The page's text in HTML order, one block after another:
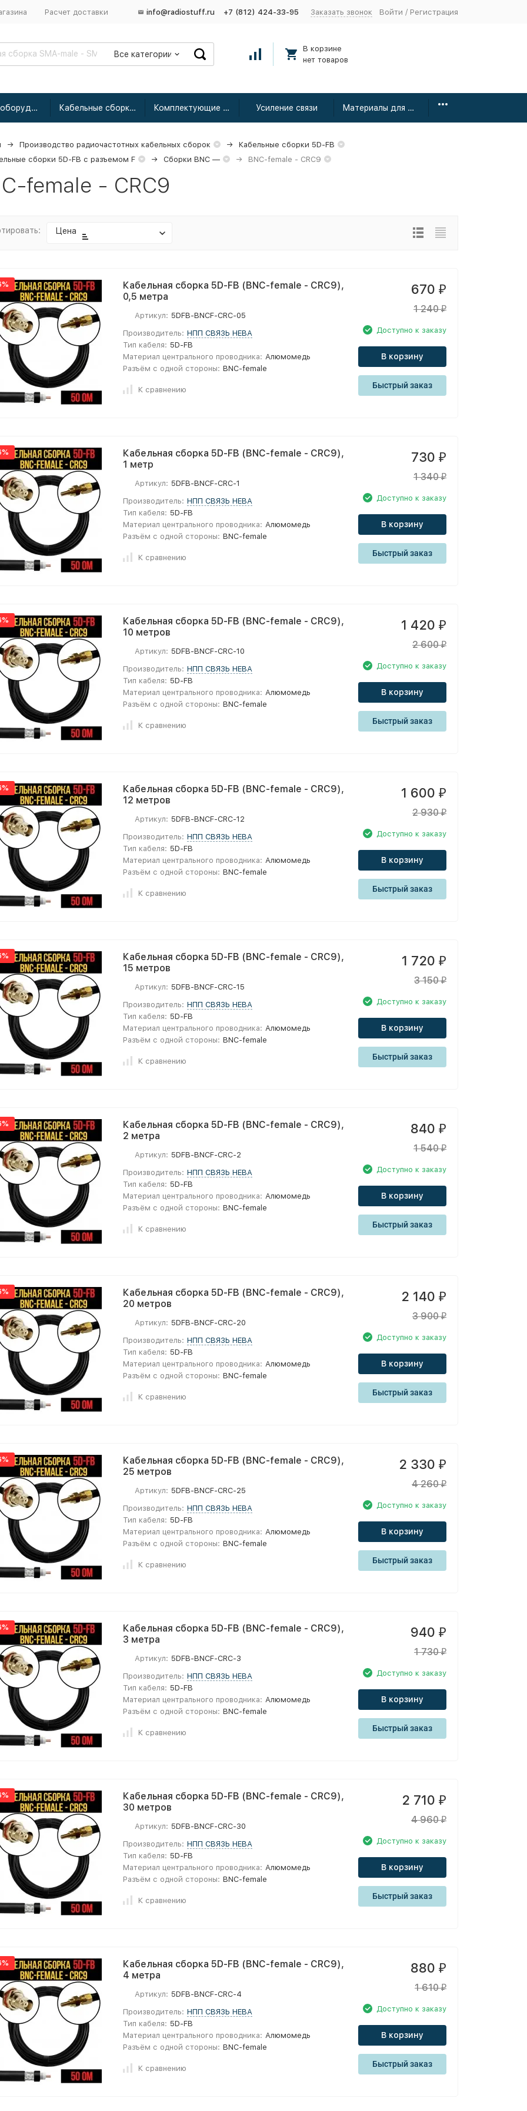
Расчет доставки info@radiostuff.ru +7 (812) 424-33-95 Заказать звонок Войти / Регистрация
Все категории
В корзине
нет товаров
Сетевое оборудование Кабельные сборки радиочастотные Комплектующие для усиления Усиление связи Материалы для монтажа
Производство радиочастотных кабельных сборок
Кабельные сборки 5D-FB
сборки 5D-FB с разъемом F
Сборки BNC — BNC-female - CRC9
female - CRC9
Цена
Кабельная сборка 5D-FB (BNC-female - CRC9),
0,5 метра
Артикул: 5DFB-BNCF-CRC-05
Производитель: НПП СВЯЗЬ НЕВА
Тип кабеля: 5D-FB
Материал центрального проводника: Алюмомедь
Разъём с одной стороны: BNC-female
К сравнению
670 ₽
1 240₽
Доступно к заказу
В корзину
Быстрый заказ
Кабельная сборка 5D-FB (BNC-female - CRC9),
1 метр
Артикул: 5DFB-BNCF-CRC-1
Производитель: НПП СВЯЗЬ НЕВА
Тип кабеля: 5D-FB
Материал центрального проводника: Алюмомедь
Разъём с одной стороны: BNC-female
К сравнению
730 ₽
1 340₽
Доступно к заказу
В корзину
Быстрый заказ
Кабельная сборка 5D-FB (BNC-female - CRC9),
10 метров
Артикул: 5DFB-BNCF-CRC-10
Производитель: НПП СВЯЗЬ НЕВА
Тип кабеля: 5D-FB
Материал центрального проводника: Алюмомедь
Разъём с одной стороны: BNC-female
К сравнению
1 420 ₽
2 600₽
Доступно к заказу
В корзину
Быстрый заказ
Кабельная сборка 5D-FB (BNC-female - CRC9),
12 метров
Артикул: 5DFB-BNCF-CRC-12
Производитель: НПП СВЯЗЬ НЕВА
Тип кабеля: 5D-FB
Материал центрального проводника: Алюмомедь
Разъём с одной стороны: BNC-female
К сравнению
1 600 ₽
2 930₽
Доступно к заказу
В корзину
Быстрый заказ
Кабельная сборка 5D-FB (BNC-female - CRC9),
15 метров
Артикул: 5DFB-BNCF-CRC-15
Производитель: НПП СВЯЗЬ НЕВА
Тип кабеля: 5D-FB
Материал центрального проводника: Алюмомедь
Разъём с одной стороны: BNC-female
К сравнению
1 720 ₽
3 150₽
Доступно к заказу
В корзину
Быстрый заказ
Кабельная сборка 5D-FB (BNC-female - CRC9),
2 метра
Артикул: 5DFB-BNCF-CRC-2
Производитель: НПП СВЯЗЬ НЕВА
Тип кабеля: 5D-FB
Материал центрального проводника: Алюмомедь
Разъём с одной стороны: BNC-female
К сравнению
840 ₽
1 540₽
Доступно к заказу
В корзину
Быстрый заказ
Кабельная сборка 5D-FB (BNC-female - CRC9),
20 метров
Артикул: 5DFB-BNCF-CRC-20
Производитель: НПП СВЯЗЬ НЕВА
Тип кабеля: 5D-FB
Материал центрального проводника: Алюмомедь
Разъём с одной стороны: BNC-female
К сравнению
2 140 ₽
3 900₽
Доступно к заказу
В корзину
Быстрый заказ
Кабельная сборка 5D-FB (BNC-female - CRC9),
25 метров
Артикул: 5DFB-BNCF-CRC-25
Производитель: НПП СВЯЗЬ НЕВА
Тип кабеля: 5D-FB
Материал центрального проводника: Алюмомедь
Разъём с одной стороны: BNC-female
К сравнению
2 330 ₽
4 260₽
Доступно к заказу
В корзину
Быстрый заказ
Кабельная сборка 5D-FB (BNC-female - CRC9),
3 метра
Артикул: 5DFB-BNCF-CRC-3
Производитель: НПП СВЯЗЬ НЕВА
Тип кабеля: 5D-FB
Материал центрального проводника: Алюмомедь
Разъём с одной стороны: BNC-female
К сравнению
940 ₽
1 730₽
Доступно к заказу
В корзину
Быстрый заказ
Кабельная сборка 5D-FB (BNC-female - CRC9),
30 метров
Артикул: 5DFB-BNCF-CRC-30
Производитель: НПП СВЯЗЬ НЕВА
Тип кабеля: 5D-FB
Материал центрального проводника: Алюмомедь
Разъём с одной стороны: BNC-female
К сравнению
2 710 ₽
4 960₽
Доступно к заказу
В корзину
Быстрый заказ
Кабельная сборка 5D-FB (BNC-female - CRC9),
4 метра
Артикул: 5DFB-BNCF-CRC-4
Производитель: НПП СВЯЗЬ НЕВА
Тип кабеля: 5D-FB
Материал центрального проводника: Алюмомедь
Разъём с одной стороны: BNC-female
К сравнению
880 ₽
1 610₽
Доступно к заказу
В корзину
Быстрый заказ